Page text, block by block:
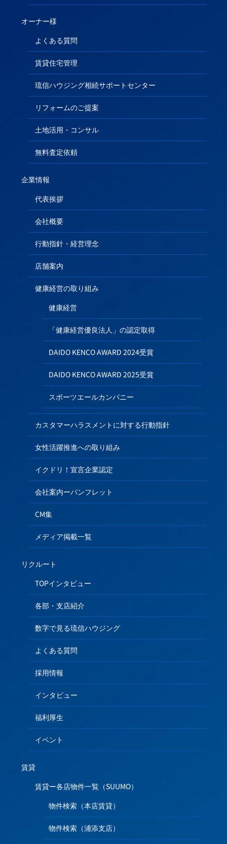
オーナー様
よくある質問
賃貸住宅管理
琉信ハウジング相続サポートセンター
リフォームのご提案
土地活用・コンサル
無料査定依頼
企業情報
代表挨拶
会社概要
行動指針・経営理念
店舗案内
健康経営の取り組み
健康経営
「健康経営優良法人」の認定取得
DAIDO KENCO AWARD 2024受賞
DAIDO KENCO AWARD 2025受賞
スポーツエールカンパニー
カスタマーハラスメントに対する行動指針
女性活躍推進への取り組み
イクドリ！宣言企業認定
会社案内ーパンフレット
CM集
メディア掲載一覧
リクルート
TOPインタビュー
各部・支店紹介
数字で見る琉信ハウジング
よくある質問
採用情報
インタビュー
福利厚生
イベント
賃貸
賃貸ー各店物件一覧（SUUMO）
物件検索（本店賃貸）
物件検索（浦添支店）